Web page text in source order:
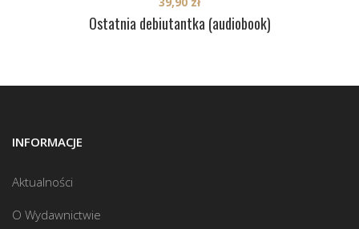
Ostatnia debiutantka (audiobook)
INFORMACJE
Aktualności
O Wydawnictwie